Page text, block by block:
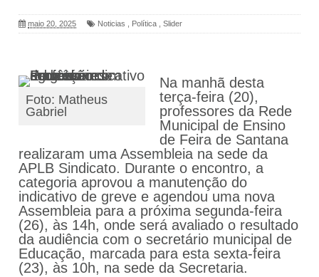
maio 20, 2025 Noticias Política Slider
Foto: Matheus
Gabriel
Na manhã desta
terça-feira (20),
professores da Rede
Municipal de Ensino
de Feira de Santana
realizaram uma Assembleia na sede da
APLB Sindicato. Durante o encontro, a
categoria aprovou a manutenção do
indicativo de greve e agendou uma nova
Assembleia para a próxima segunda-feira
(26), às 14h, onde será avaliado o resultado
da audiência com o secretário municipal de
Educação, marcada para esta sexta-feira
(23), às 10h, na sede da Secretaria.